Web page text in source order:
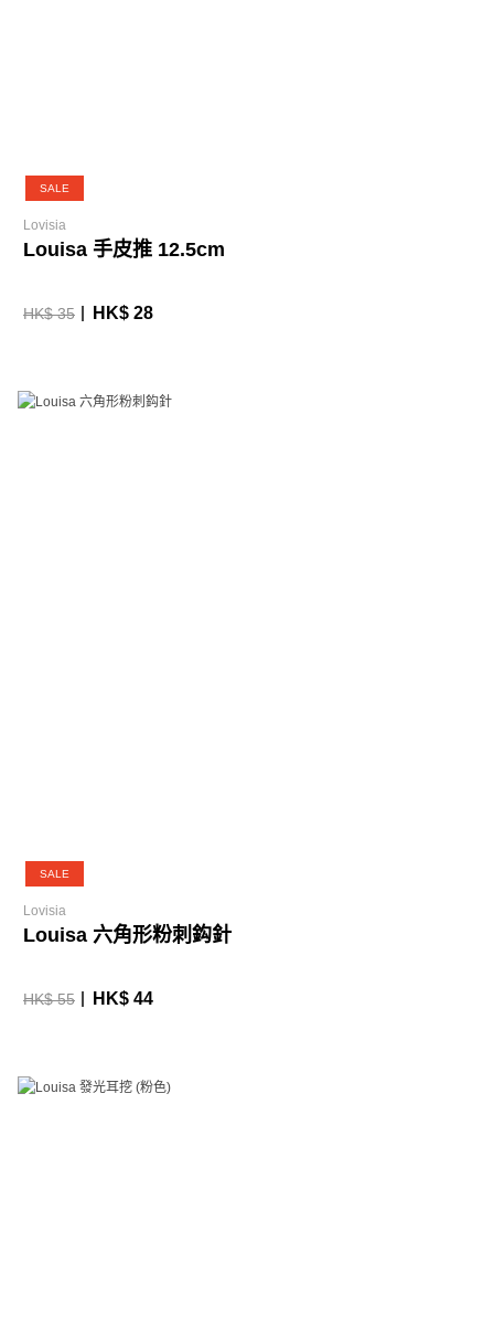
SALE
Lovisia
Louisa 手皮推 12.5cm
HK$ 35 HK$ 28
SALE
Lovisia
Louisa 六角形粉刺鈎針
HK$ 55 HK$ 44